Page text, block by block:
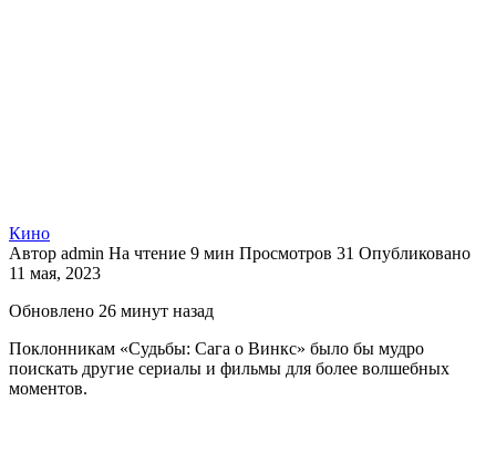
Кино
Автор admin На чтение 9 мин Просмотров 31 Опубликовано
11 мая, 2023
Обновлено 26 минут назад
Поклонникам «Судьбы: Сага о Винкс» было бы мудро
поискать другие сериалы и фильмы для более волшебных
моментов.